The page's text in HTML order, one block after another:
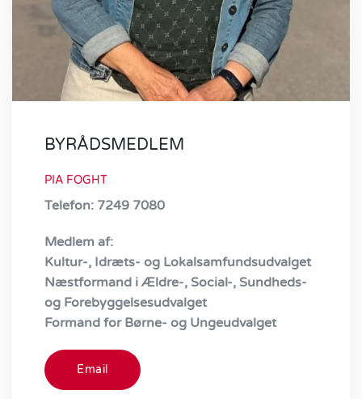
BYRÅDSMEDLEM
PIA FOGHT
Telefon: 7249 7080
Medlem af:
Kultur-, Idræts- og Lokalsamfundsudvalget
Næstformand i Ældre-, Social-, Sundheds-
og Forebyggelsesudvalget
Formand for Børne- og Ungeudvalget
Email